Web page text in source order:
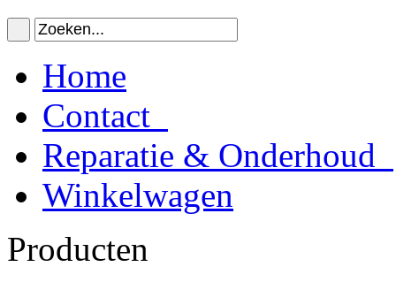
Home
Contact
Reparatie & Onderhoud
Winkelwagen
Producten